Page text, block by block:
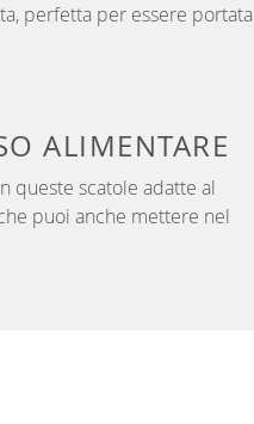
perfetta per essere portata
ALIMENTARE
queste scatole adatte al
puoi anche mettere nel